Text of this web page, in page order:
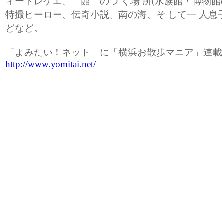
特撮ヒーロー、伝奇小説、南の海、そ して一 人息
どなど。
「よみたい！ネット」に「横浜お散歩マニア」連
http://www.yomitai.net/